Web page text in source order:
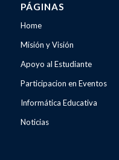
PÁGINAS
Home
Misión y Visión
Apoyo al Estudiante
Participacion en Eventos
Informática Educativa
Noticias